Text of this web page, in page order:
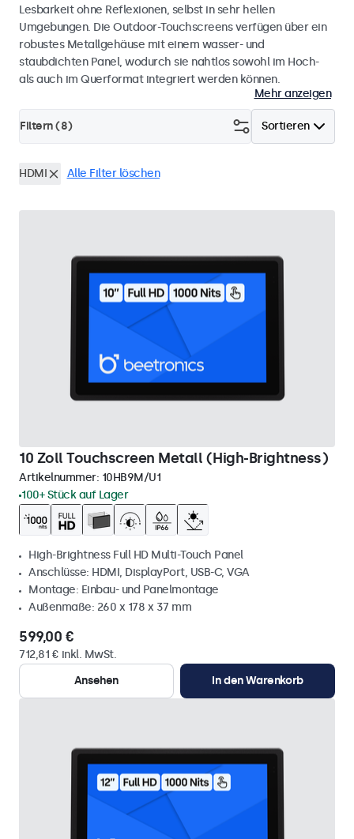
Lesbarkeit ohne Reflexionen, selbst in sehr hellen
Umgebungen. Die Outdoor-Touchscreens verfügen über ein
robustes Metallgehäuse mit einem wasser- und
staubdichten Panel, wodurch sie nahtlos sowohl im Hoch-
als auch im Querformat integriert werden können.
Mehr anzeigen
Sortieren
Filtern (8)
HDMI Alle Filter löschen
10 Zoll Touchscreen Metall (High-Brightness)
Artikelnummer: 10HB9M/U1
100+ Stück auf Lager
High-Brightness Full HD Multi-Touch Panel
Anschlüsse: HDMI, DisplayPort, USB-C, VGA
Montage: Einbau- und Panelmontage
Außenmaße: 260 x 178 x 37 mm
599,00 €
712,81 € inkl. MwSt.
Ansehen
In den Warenkorb